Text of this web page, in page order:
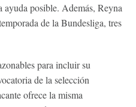
ayuda posible. Además, Reyna
de la Bundesliga, tres
para incluir su
de la selección
ofrece la misma